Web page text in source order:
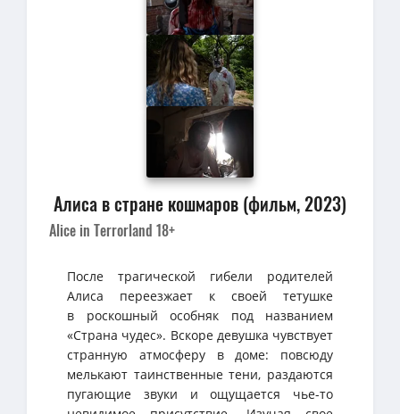
Алиса в стране кошмаров (фильм, 2023)
Alice in Terrorland 18+
После трагической гибели родителей
Алиса переезжает к своей тетушке
в роскошный особняк под названием
«Страна чудес». Вскоре девушка чувствует
странную атмосферу в доме: повсюду
мелькают таинственные тени, раздаются
пугающие звуки и ощущается чье-то